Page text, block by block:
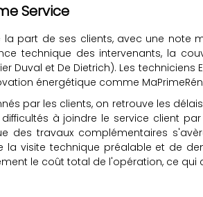
Service
part de ses clients, avec une note
technique des intervenants, la
et De Dietrich). Les techniciens
énergétique comme
par les clients, on retrouve les
à joindre le service client
travaux complémentaires
visite technique préalable et de
le coût total de l'opération, ce